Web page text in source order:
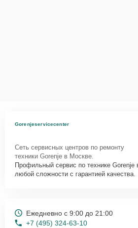
Gorenjeservicecenter
Сеть сервисных центров по ремонту
техники Gorenje в Москве.
Профильный сервис по технике
любой сложности с гарантией качества.
Ежедневно с 9:00 до 21:00
+7 (495) 324-63-10